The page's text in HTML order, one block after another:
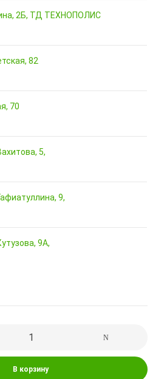
2Б, ТД ТЕХНОПОЛИС
82
70
5,
9,
9А,
В корзину